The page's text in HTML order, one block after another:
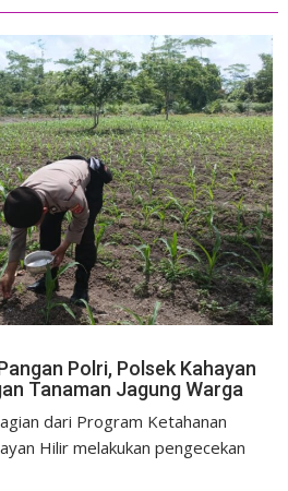
Polri, Polsek Kahayan
Tanaman Jagung Warga
dari Program Ketahanan
Hilir melakukan pengecekan